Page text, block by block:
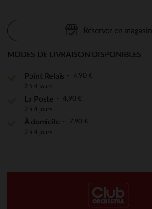
Réserver en magasin
MODES DE LIVRAISON DISPONIBLES
Point Relais 4,90 €
2 à 4 jours
La Poste 4,90 €
2 à 4 jours
À domicile 7,90 €
2 à 4 jours